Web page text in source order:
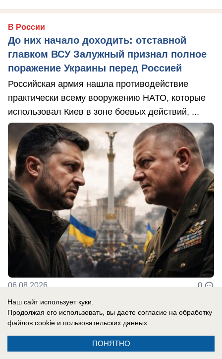
В России
До них начало доходить: отставной
главком ВСУ Залужный признал полное
поражение Украины перед Россией
Российская армия нашла противодействие
практически всему вооружению НАТО, которые
использовал Киев в зоне боевых действий, ...
06.08.2026 0
В России
Службы безопасности Украины назвал
Наш сайт использует куки.
Продолжая его использовать, вы даете согласие на обработку
файлов cookie и пользовательских данных.
ПОНЯТНО